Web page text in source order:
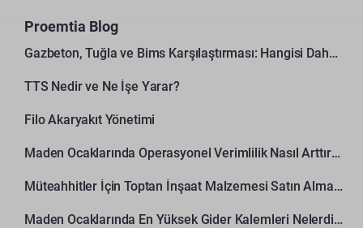
Proemtia Blog
Gazbeton, Tuğla ve Bims Karşılaştırması: Hangisi Daha Avantajlı?
TTS Nedir ve Ne İşe Yarar?
Filo Akaryakıt Yönetimi
Maden Ocaklarında Operasyonel Verimlilik Nasıl Arttırılır?
Müteahhitler İçin Toptan İnşaat Malzemesi Satın Alma Rehberi
Maden Ocaklarında En Yüksek Gider Kalemleri Nelerdir?